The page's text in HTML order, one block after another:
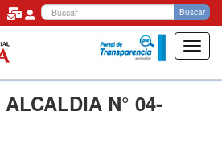
Buscar
N° 04-